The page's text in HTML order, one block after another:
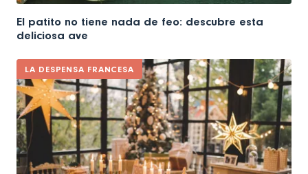
El patito no tiene nada de feo: descubre esta
deliciosa ave
LA DESPENSA FRANCESA